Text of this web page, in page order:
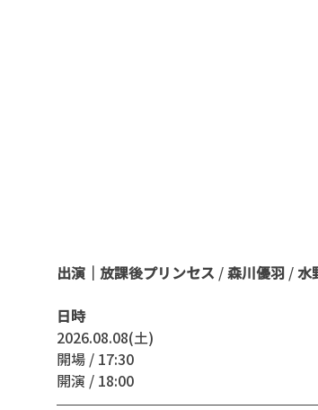
出演｜ 放課後プリンセス / 森川優羽 / 水
日時
2026.08.08(土)
開場 / 17:30
開演 / 18:00